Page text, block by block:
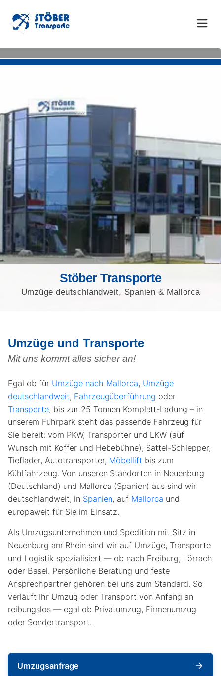
Stöber Transporte
Umzüge deutschlandweit, Spanien & Mallorca
Umzüge und Transporte
Mit uns kommt alles sicher an!
Egal ob für Umzüge nach Mallorca, Umzüge
deutschlandweit, Fahrzeugüberführung oder
Transporte, bis zur 25 Tonnen Komplett-Ladung – in
unserem Fuhrpark steht das passende Fahrzeug für
Sie bereit: vom PKW, Transporter und LKW (auf
Wunsch mit Koffer und Hebebühne), Sattel-Schlepper,
Tieflader, Autotransporter, Möbellift bis zum
Kühlfahrzeug. Von unseren Standorten in Neuenburg
(Deutschland) und Mallorca (Spanien) aus sind wir
deutschlandweit, in Spanien, auf Mallorca und
europaweit für Sie im Einsatz.
Als Umzugsunternehmen und Spedition mit Sitz in
Neuenburg am Rhein sind wir auf Umzüge, Transporte
und Logistik spezialisiert — ob nach Freiburg, Lörrach
oder Basel. Persönliche Beratung und feste
Ansprechpartner gehören bei uns zum Standard. So
verläuft Ihr Umzug oder Transport von Anfang an
reibungslos — egal ob Privatumzug, Firmenumzug
oder Sondertransport.
Umzugsanfrage